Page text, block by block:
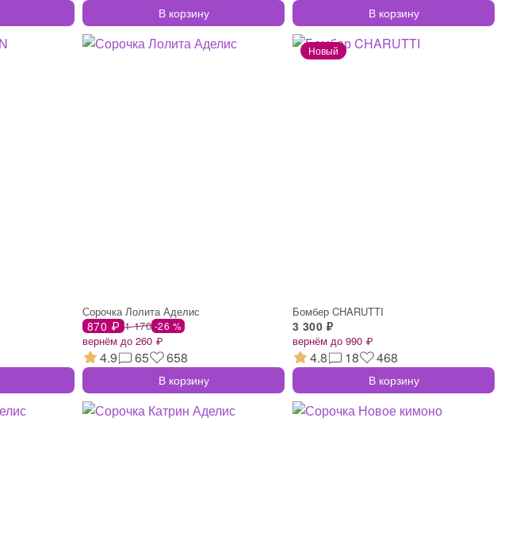
В корзину В корзину
Сорочка Лолита Аделис
870 ₽ 1 170 -26 %
вернём до 260 ₽
4.9 65 658
В корзину
Бомбер CHARUTTI
3 300 ₽
вернём до 990 ₽
4.8 18 468
В корзину